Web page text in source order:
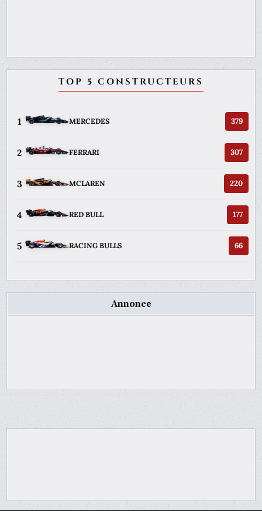
TOP 5 CONSTRUCTEURS
1 MERCEDES 379
2 FERRARI 307
3 MCLAREN 220
4 RED BULL 177
5 RACING BULLS 66
Annonce